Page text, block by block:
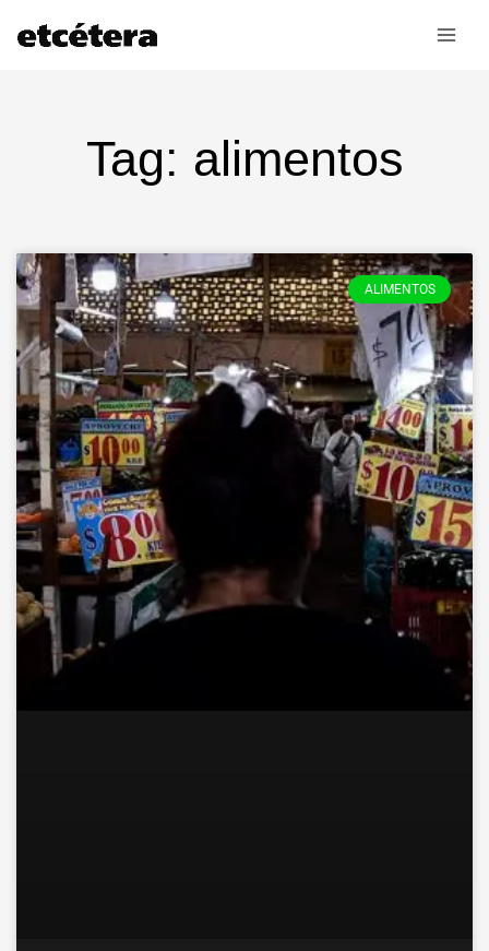
Tag: alimentos
ALIMENTOS